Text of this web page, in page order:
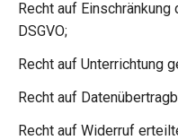
Recht auf
DSGVO;
Recht auf Unterrichtung
Recht auf
Recht auf Widerruf